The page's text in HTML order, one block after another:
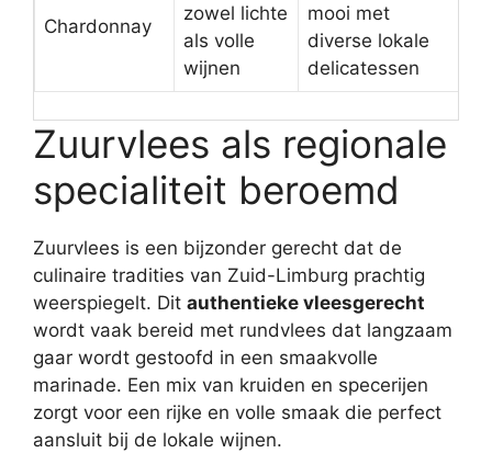
Chardonnay
zowel lichte
als volle
wijnen
mooi met
diverse lokale
delicatessen
Zuurvlees als regionale
specialiteit beroemd
Zuurvlees is een bijzonder gerecht dat de
culinaire tradities van Zuid-Limburg prachtig
weerspiegelt. Dit authentieke vleesgerecht
wordt vaak bereid met rundvlees dat langzaam
gaar wordt gestoofd in een smaakvolle
marinade. Een mix van kruiden en specerijen
zorgt voor een rijke en volle smaak die perfect
aansluit bij de lokale wijnen.